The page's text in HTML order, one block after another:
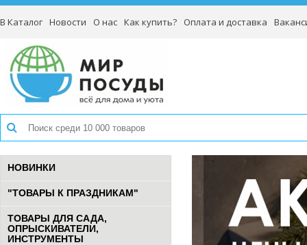
В Каталог Новости О нас Как купить? Оплата и доставка
НОВИНКИ
"ТОВАРЫ К ПРАЗДНИКАМ"
ТОВАРЫ ДЛЯ САДА,
ОПРЫСКИВАТЕЛИ,
ИНСТРУМЕНТЫ